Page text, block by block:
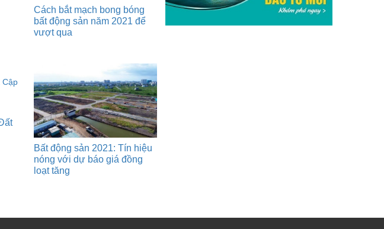
Cách bắt mạch bong bóng
bất động sản năm 2021 để
vượt qua
Bất động sản 2021: Tín hiệu
nóng với dự báo giá đồng
loạt tăng